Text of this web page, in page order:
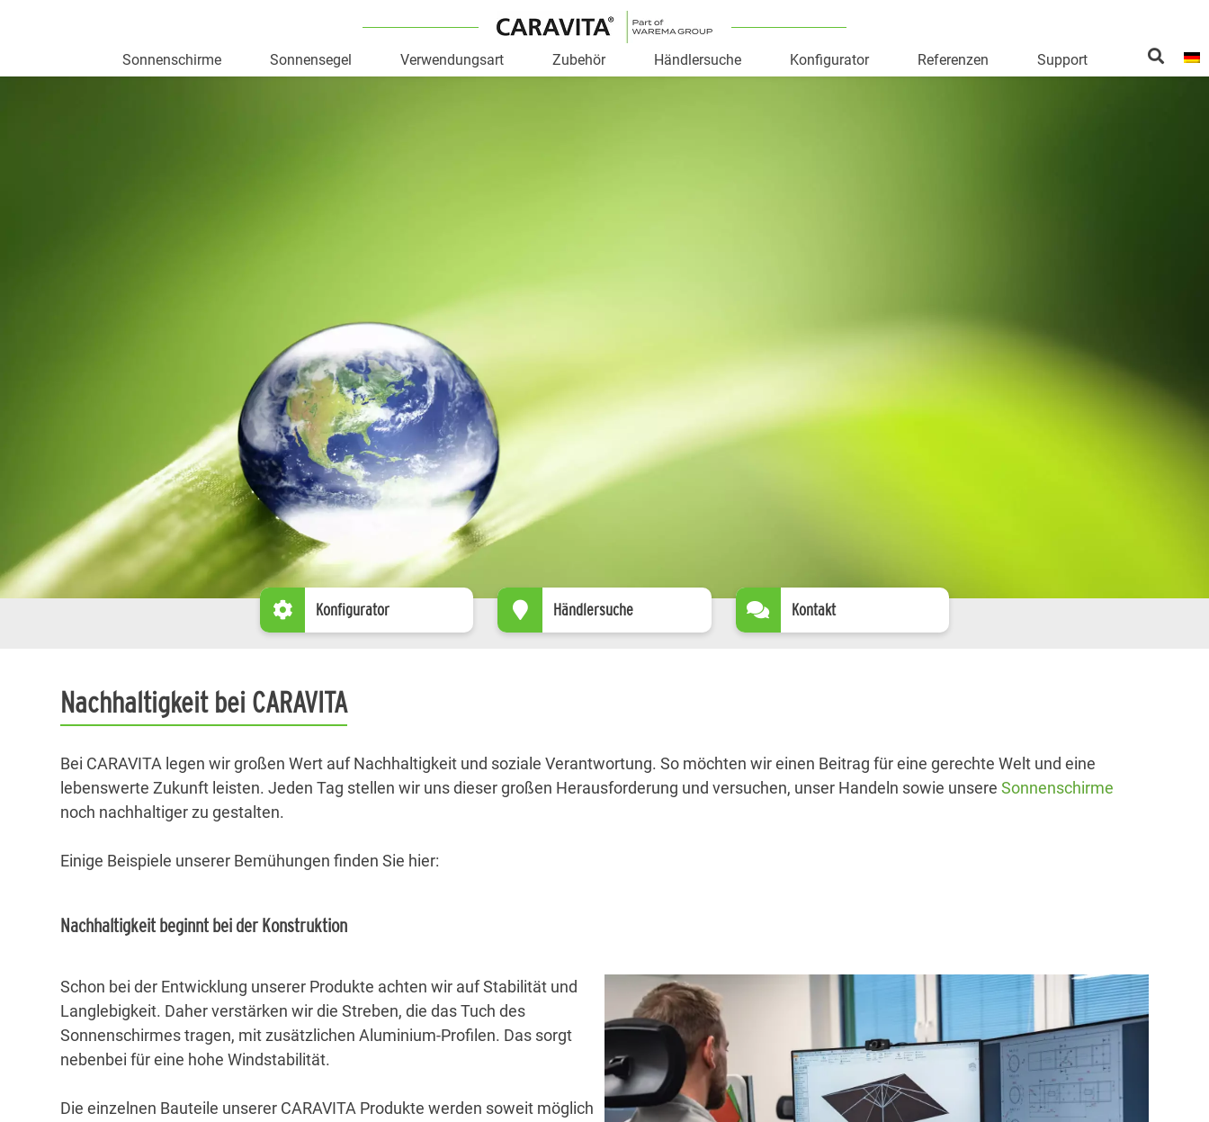
Sonnenschirme Sonnensegel Verwendungsart Zubehör Händlersuche Konfigurator Referenzen Support
Konfigurator Händlersuche Kontakt
Nachhaltigkeit bei CARAVITA
Bei CARAVITA legen wir großen Wert auf Nachhaltigkeit und soziale Verantwortung. So möchten wir einen Beitrag für eine gerechte Welt und eine
lebenswerte Zukunft leisten. Jeden Tag stellen wir uns dieser großen Herausforderung und versuchen, unser Handeln sowie unsereSonnenschirme
noch nachhaltiger zu gestalten.
Einige Beispiele unserer Bemühungen finden Sie hier:
Nachhaltigkeit beginnt bei der Konstruktion
Schon bei der Entwicklung unserer Produkte achten wir auf Stabilität und
Langlebigkeit. Daher verstärken wir die Streben, die das Tuch des
Sonnenschirmes tragen, mit zusätzlichen Aluminium-Profilen. Das sorgt
nebenbei für eine hohe Windstabilität.
Die einzelnen Bauteile unserer CARAVITA Produkte werden soweit möglich